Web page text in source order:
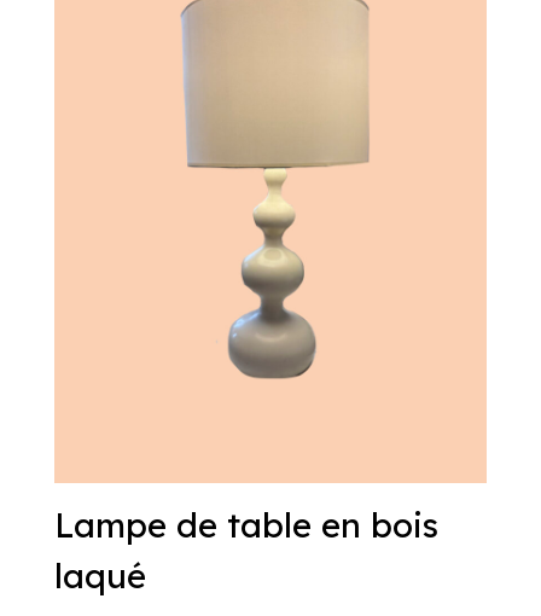
Lampe de table en bois
laqué